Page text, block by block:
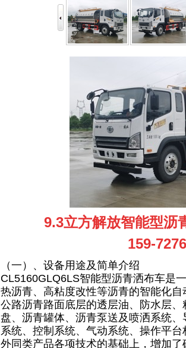
9.3立方解放智能型沥
159-
（一）、设备用途及简单介绍
CL5160GLQ6LS智能型沥青洒布车是
热沥青、高粘度改性等沥青的智能化
公路沥青路面底层的透层油、防水层
盘、沥青罐体、沥青泵送及喷洒系统
系统、控制系统、气动系统、操作平
外同类产品各项技术的基础上，增加